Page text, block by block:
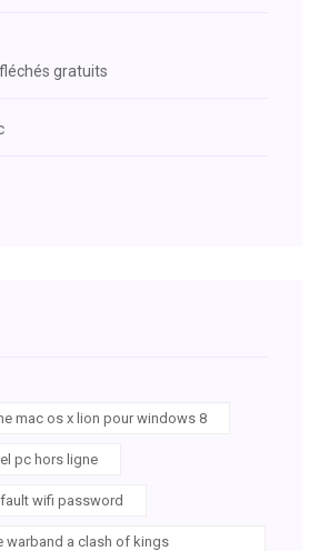
gratuits
mac os x lion pour windows 8
pc hors ligne
wifi password
warband a clash of kings